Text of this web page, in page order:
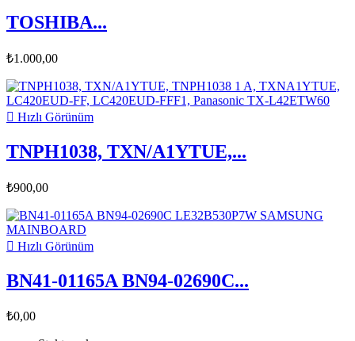
TOSHIBA...
₺1.000,00
 Hızlı Görünüm
TNPH1038, TXN/A1YTUE,...
₺900,00
 Hızlı Görünüm
BN41-01165A BN94-02690C...
₺0,00